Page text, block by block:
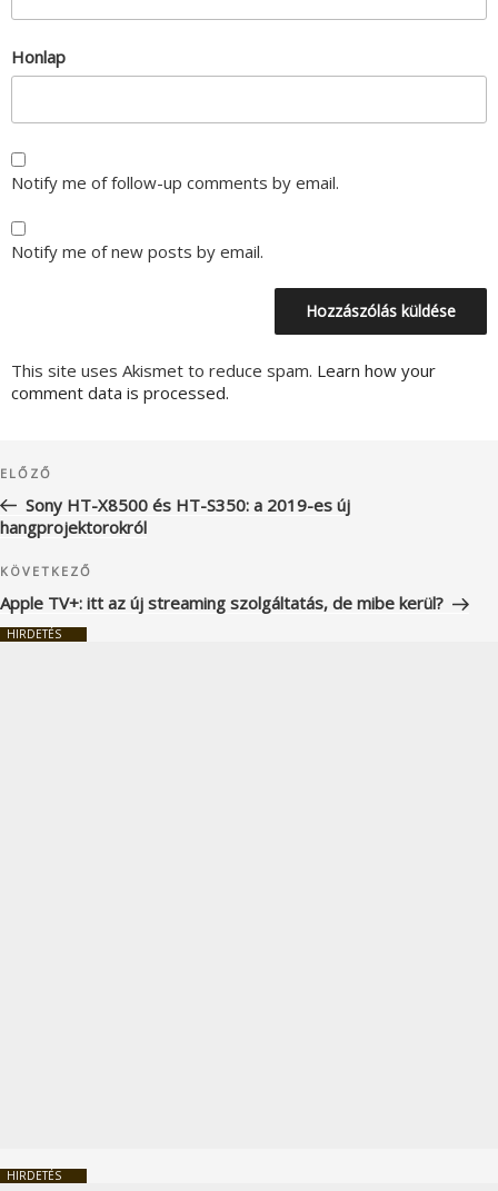
Honlap
Notify me of follow-up comments by email.
Notify me of new posts by email.
This site uses Akismet to reduce spam. Learn how your
comment data is processed.
navigáció
Korábbi
bejegyzés
ELŐZŐ
Sony HT-X8500 és HT-S350: a 2019-es új
hangprojektorokról
Következő
bejegyzés
KÖVETKEZŐ
Apple TV+: itt az új streaming szolgáltatás, de mibe kerül?
HIRDETÉS
HIRDETÉS